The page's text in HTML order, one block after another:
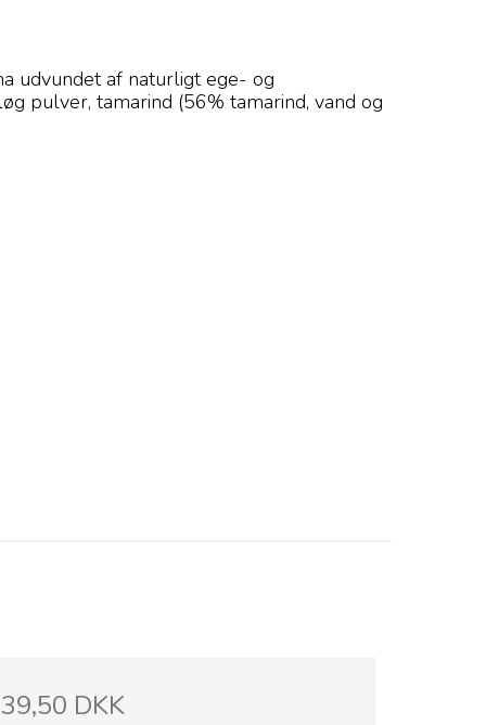
udvundet af naturligt ege- og
pulver, tamarind (56% tamarind, vand og
39,50 DKK